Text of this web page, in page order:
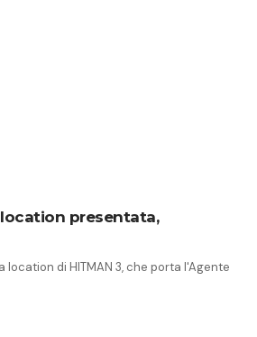
presentata,
location di HITMAN 3, che porta l'Agente